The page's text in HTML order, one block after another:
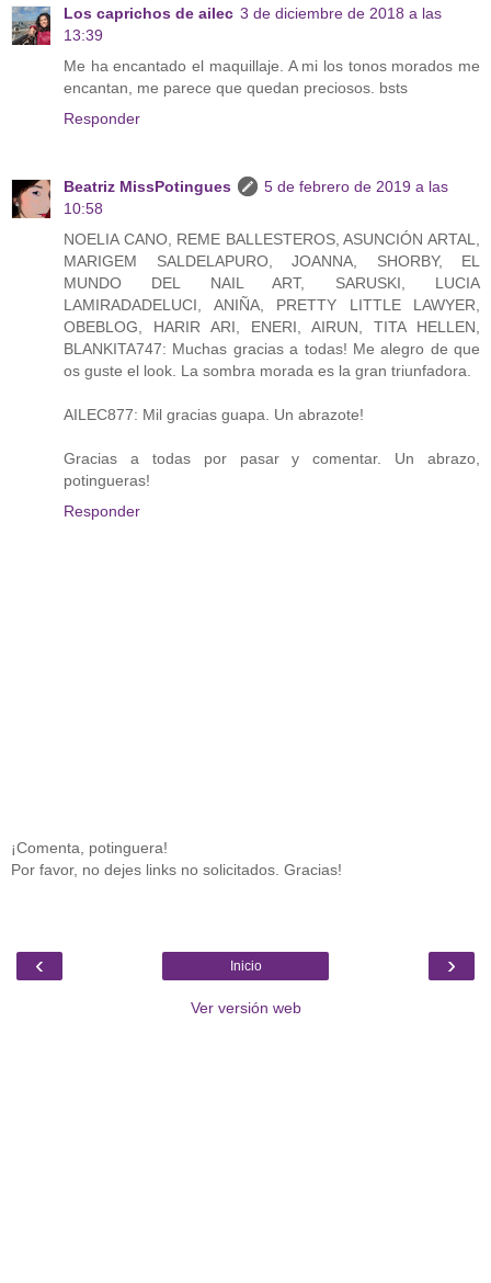
Los caprichos de ailec 3 de diciembre de 2018 a las
13:39
Me ha encantado el maquillaje. A mi los tonos morados me
encantan, me parece que quedan preciosos. bsts
Responder
Beatriz MissPotingues
5 de febrero de 2019 a las
10:58
NOELIA CANO, REME BALLESTEROS, ASUNCIÓN ARTAL,
MARIGEM SALDELAPURO, JOANNA, SHORBY, EL
MUNDO DEL NAIL ART, SARUSKI, LUCIA
LAMIRADADELUCI, ANIÑA, PRETTY LITTLE LAWYER,
OBEBLOG, HARIR ARI, ENERI, AIRUN, TITA HELLEN,
BLANKITA747: Muchas gracias a todas! Me alegro de que
os guste el look. La sombra morada es la gran triunfadora.
AILEC877: Mil gracias guapa. Un abrazote!
Gracias a todas por pasar y comentar. Un abrazo,
potingueras!
Responder
¡Comenta, potinguera!
Por favor, no dejes links no solicitados. Gracias!
‹ ›
Inicio
Ver versión web